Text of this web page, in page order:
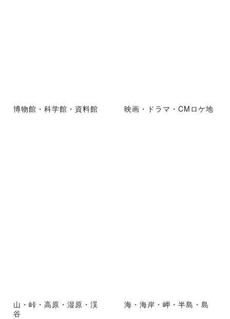
博物館・科学館・資料館 映画・ドラマ・CMロケ地
山・峠・高原・湿原・渓
谷
海・海岸・岬・半島・島